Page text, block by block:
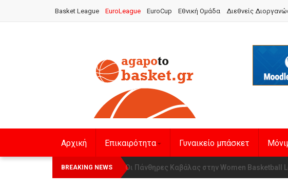
Basket League EuroLeague EuroCup Εθνική Ομάδα Διεθνείς
Αρχική Επικαιρότητα Γυναικείο μπάσκετ
BREAKING NEWS Οι Πάνθηρες Καβάλας στην Women Basketball
Αναχώρησε για τα Γιάννενα η Εθνική